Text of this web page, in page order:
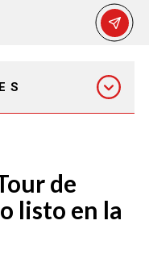
PM
de
listo en la